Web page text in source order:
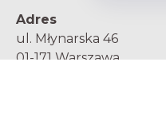
Adres
ul. Młynarska 46
01-171 Warszawa